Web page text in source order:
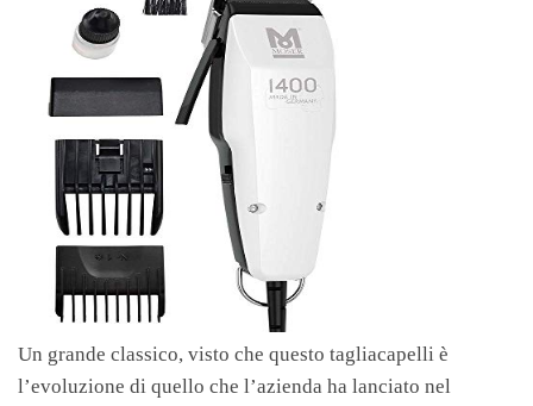
Un grande classico, visto che questo tagliacapelli è
l’evoluzione di quello che l’azienda ha lanciato nel